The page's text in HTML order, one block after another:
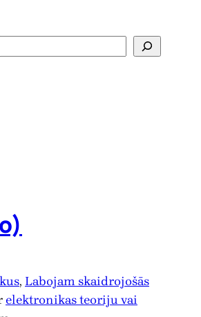
, Labojam skaidrojošās
elektronikas teoriju vai